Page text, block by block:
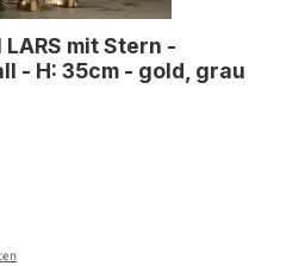
mit Stern -
- H: 35cm - gold, grau